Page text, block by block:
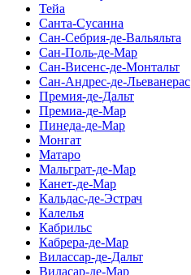
Тейа
Санта-Сусанна
Сан-Себрия-де-Вальяльта
Сан-Поль-де-Мар
Сан-Висенс-де-Монтальт
Сан-Андрес-де-Льеванерас
Премия-де-Дальт
Премиа-де-Мар
Пинеда-де-Мар
Монгат
Матаро
Мальграт-де-Мар
Канет-де-Мар
Кальдас-де-Эстрач
Калелья
Кабрильс
Кабрера-де-Мар
Вилассар-де-Дальт
Виласар-де-Мар